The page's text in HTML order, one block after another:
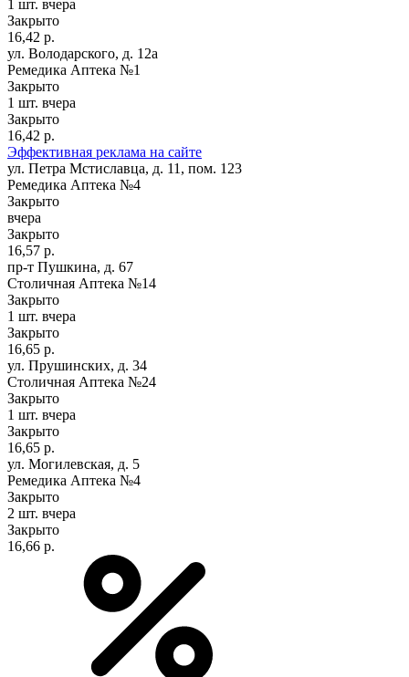
1 шт. вчера
Закрыто
16,42 р.
ул. Володарского, д. 12а
Ремедика Аптека №1
Закрыто
1 шт. вчера
Закрыто
16,42 р.
Эффективная реклама на сайте
ул. Петра Мстиславца, д. 11, пом. 123
Ремедика Аптека №4
Закрыто
вчера
Закрыто
16,57 р.
пр-т Пушкина, д. 67
Столичная Аптека №14
Закрыто
1 шт. вчера
Закрыто
16,65 р.
ул. Прушинских, д. 34
Столичная Аптека №24
Закрыто
1 шт. вчера
Закрыто
16,65 р.
ул. Могилевская, д. 5
Ремедика Аптека №4
Закрыто
2 шт. вчера
Закрыто
16,66 р.